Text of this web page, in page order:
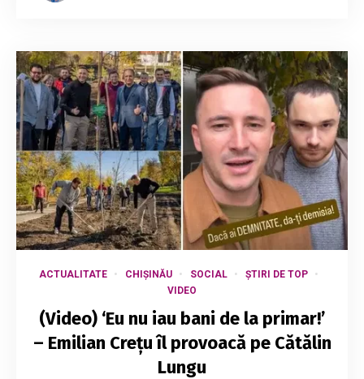
ACTUALITATE CHIȘINĂU SOCIAL
ȘTIRI DE TOP
VIDEO
(Video) ‘Eu nu iau bani de la primar!’
– Emilian Crețu îl provoacă pe Cătălin
Lungu